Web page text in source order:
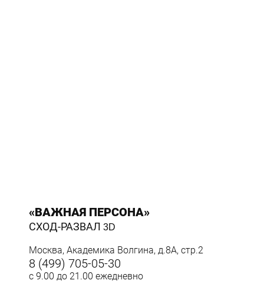
«ВАЖНАЯ ПЕРСОНА»
СХОД-РАЗВАЛ 3D
Москва, Академика Волгина, д.8А, стр.2
8 (499) 705-05-30
с 9.00 до 21.00 ежедневно